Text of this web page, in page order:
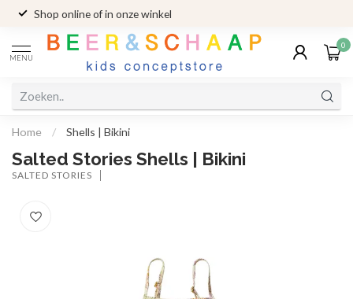
Shop online of in onze winkel
MENU
0
Home / Shells | Bikini
Salted Stories Shells | Bikini
SALTED STORIES